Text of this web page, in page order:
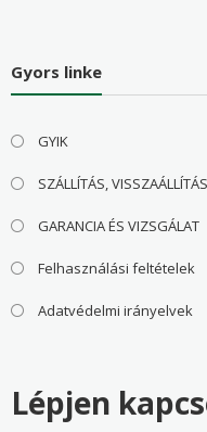
Gyors linke
GYIK
SZÁLLÍTÁS,
GARANCIA ÉS VIZSGÁLAT
Felhasználási feltételek
Adatvédelmi irányelvek
Lépjen